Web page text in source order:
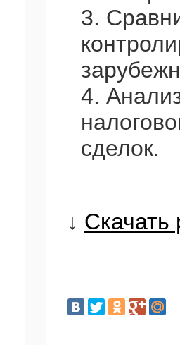
3.
4.
сделок.
↓ Скачать